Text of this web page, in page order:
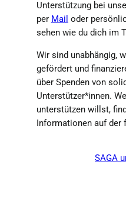
Unterstützung bei
per Mail oder
sehen wie du dich im
Wir sind unabhängig,
gefördert und
über Spenden von
Unterstützer*innen.
unterstützen willst,
Informationen auf der
SAGA